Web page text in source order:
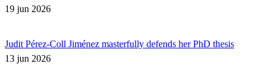
19 jun 2026
Judit Pérez-Coll Jiménez masterfully defends her PhD thesis
13 jun 2026